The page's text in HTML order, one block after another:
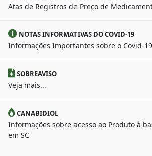
Atas de Registros de Preço de
NOTAS INFORMATIVAS DO COVID-19
Informações Importantes sobre o Covid-19
SOBREAVISO
Veja mais...
CANABIDIOL
Informações sobre acesso ao Produto à
em SC